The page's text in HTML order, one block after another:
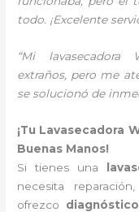
todo. ¡Excelente
“Mi lavasecadora
extraños, pero me
se solucionó de
¡Tu Lavasecadora
Buenas Manos!
Si tienes una
necesita reparación,
ofrezco